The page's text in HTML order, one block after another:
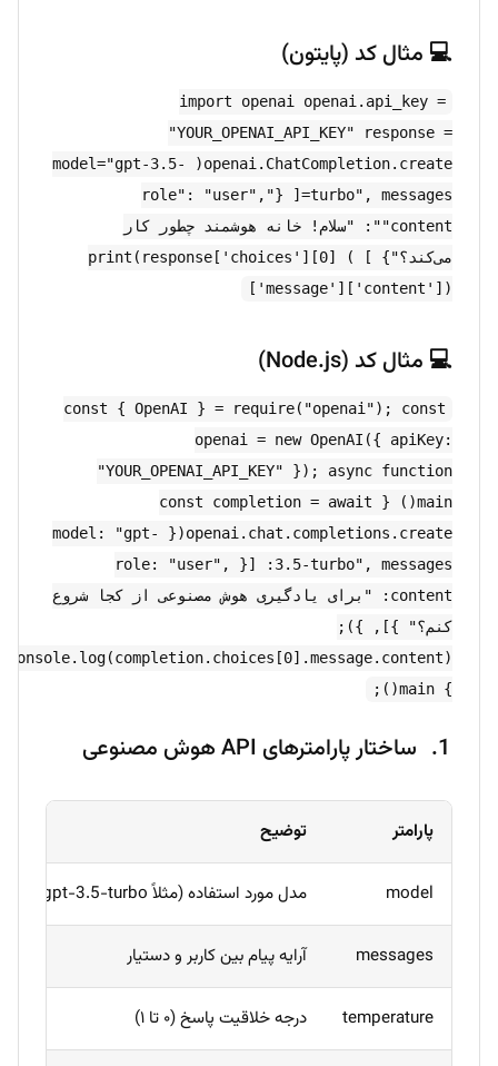
💻 مثال کد (پایتون)
import openai openai.api_key =
"YOUR_OPENAI_API_KEY" response =
openai.ChatCompletion.create( model="gpt-3.5-
turbo", messages=[ {"role": "user",
"content": "سلام! خانه هوشمند چطور کار
می‌کند؟"} ] ) print(response['choices'][0]
['message']['content'])
💻 مثال کد (Node.js)
const { OpenAI } = require("openai"); const
openai = new OpenAI({ apiKey:
"YOUR_OPENAI_API_KEY" }); async function
main() { const completion = await
openai.chat.completions.create({ model: "gpt-
3.5-turbo", messages: [{ role: "user",
content: "برای یادگیری هوش مصنوعی از کجا شروع
کنم؟" }], });
} main();
ساختار پارامترهای API هوش مصنوعی
پارامتر توضیح
model مدل مورد استفاده (مثلاً gpt-3.5-turbo)
messages آرایه پیام بین کاربر و دستیار
temperature درجه خلاقیت پاسخ (۰ تا ۱)